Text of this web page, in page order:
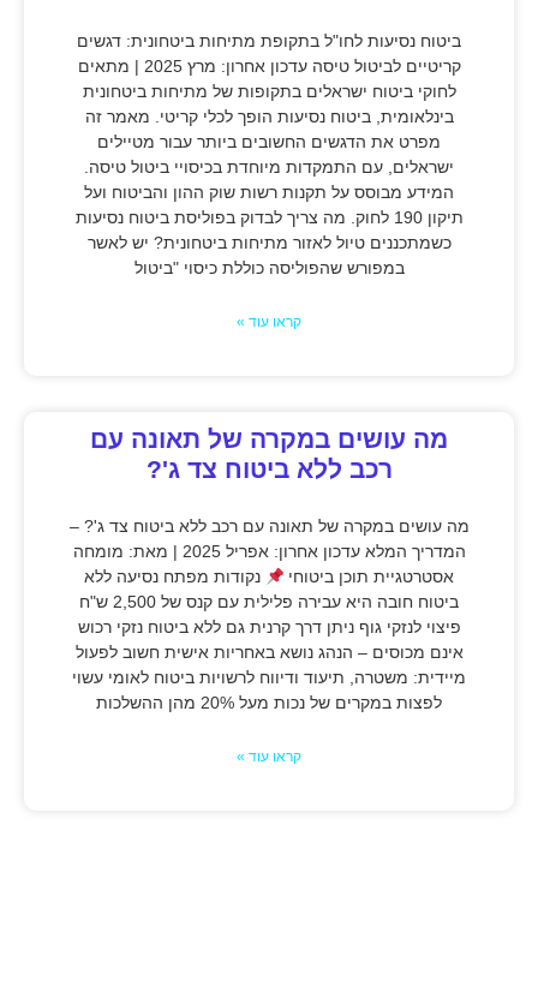
ביטוח נסיעות לחו"ל בתקופת מתיחות ביטחונית: דגשים
קריטיים לביטול טיסה עדכון אחרון: מרץ 2025 | מתאים
לחוקי ביטוח ישראלים בתקופות של מתיחות ביטחונית
בינלאומית, ביטוח נסיעות הופך לכלי קריטי. מאמר זה
מפרט את הדגשים החשובים ביותר עבור מטיילים
ישראלים, עם התמקדות מיוחדת בכיסויי ביטול טיסה.
המידע מבוסס על תקנות רשות שוק ההון והביטוח ועל
תיקון 190 לחוק. מה צריך לבדוק בפוליסת ביטוח נסיעות
כשמתכננים טיול לאזור מתיחות ביטחונית? יש לאשר
במפורש שהפוליסה כוללת כיסוי "ביטול
קראו עוד »
מה עושים במקרה של תאונה עם
רכב ללא ביטוח צד ג'?
מה עושים במקרה של תאונה עם רכב ללא ביטוח צד ג'? –
המדריך המלא עדכון אחרון: אפריל 2025 | מאת: מומחה
אסטרטגיית תוכן ביטוחי
נקודות מפתח נסיעה ללא
ביטוח חובה היא עבירה פלילית עם קנס של 2,500 ש"ח
פיצוי לנזקי גוף ניתן דרך קרנית גם ללא ביטוח נזקי רכוש
אינם מכוסים – הנהג נושא באחריות אישית חשוב לפעול
מיידית: משטרה, תיעוד ודיווח לרשויות ביטוח לאומי עשוי
לפצות במקרים של נכות מעל 20% מהן ההשלכות
קראו עוד »